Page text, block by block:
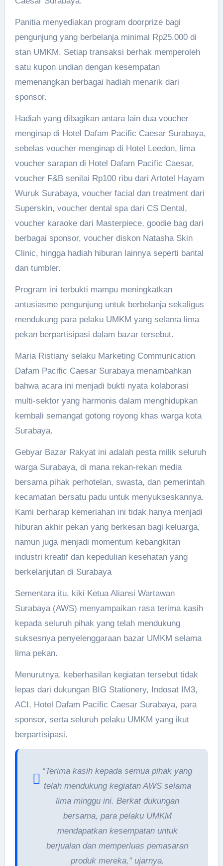
Panitia menyediakan program doorprize bagi
pengunjung yang berbelanja minimal Rp25.000 di
stan UMKM. Setiap transaksi berhak memperoleh
satu kupon undian dengan kesempatan
memenangkan berbagai hadiah menarik dari
sponsor.
Hadiah yang dibagikan antara lain dua voucher
menginap di Hotel Dafam Pacific Caesar Surabaya,
sebelas voucher menginap di Hotel Leedon, lima
voucher sarapan di Hotel Dafam Pacific Caesar,
voucher F&B senilai Rp100 ribu dari Artotel Hayam
Wuruk Surabaya, voucher facial dan treatment dari
Superskin, voucher dental spa dari CS Dental,
voucher karaoke dari Masterpiece, goodie bag dari
berbagai sponsor, voucher diskon Natasha Skin
Clinic, hingga hadiah hiburan lainnya seperti bantal
dan tumbler.
Program ini terbukti mampu meningkatkan
antusiasme pengunjung untuk berbelanja sekaligus
mendukung para pelaku UMKM yang selama lima
pekan berpartisipasi dalam bazar tersebut.
Maria Ristiany selaku Marketing Communication
Dafam Pacific Caesar Surabaya menambahkan
bahwa acara ini menjadi bukti nyata kolaborasi
multi-sektor yang harmonis dalam menghidupkan
kembali semangat gotong royong khas warga kota
Surabaya.
Gebyar Bazar Rakyat ini adalah pesta milik seluruh
warga Surabaya, di mana rekan-rekan media
bersama pihak perhotelan, swasta, dan pemerintah
kecamatan bersatu padu untuk menyukseskannya.
Kami berharap kemeriahan ini tidak hanya menjadi
hiburan akhir pekan yang berkesan bagi keluarga,
namun juga menjadi momentum kebangkitan
industri kreatif dan kepedulian kesehatan yang
berkelanjutan di Surabaya
Sementara itu, kiki Ketua Aliansi Wartawan
Surabaya (AWS) menyampaikan rasa terima kasih
kepada seluruh pihak yang telah mendukung
suksesnya penyelenggaraan bazar UMKM selama
lima pekan.
Menurutnya, keberhasilan kegiatan tersebut tidak
lepas dari dukungan BIG Stationery, Indosat IM3,
ACI, Hotel Dafam Pacific Caesar Surabaya, para
sponsor, serta seluruh pelaku UMKM yang ikut
berpartisipasi.
“Terima kasih kepada semua pihak yang
telah mendukung kegiatan AWS selama
lima minggu ini. Berkat dukungan
bersama, para pelaku UMKM
mendapatkan kesempatan untuk
berjualan dan memperluas pemasaran
produk mereka,” ujarnya.